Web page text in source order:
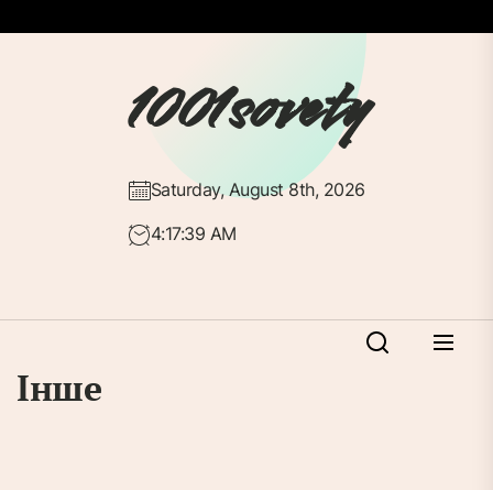
до
1001sovety
Saturday, August 8th, 2026
4:17:39 AM
Інше